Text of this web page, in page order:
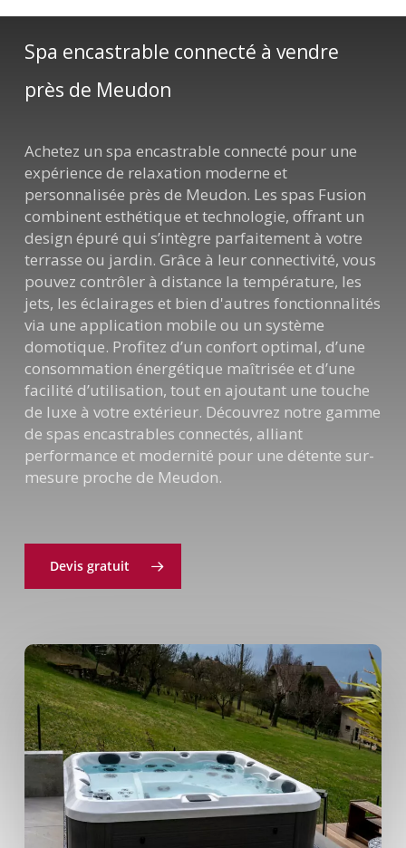
Spa encastrable connecté à vendre
près de Meudon
Achetez un spa encastrable connecté pour une
expérience de relaxation moderne et
personnalisée près de Meudon. Les spas Fusion
combinent esthétique et technologie, offrant un
design épuré qui s’intègre parfaitement à votre
terrasse ou jardin. Grâce à leur connectivité, vous
pouvez contrôler à distance la température, les
jets, les éclairages et bien d'autres fonctionnalités
via une application mobile ou un système
domotique. Profitez d’un confort optimal, d’une
consommation énergétique maîtrisée et d’une
facilité d’utilisation, tout en ajoutant une touche
de luxe à votre extérieur. Découvrez notre gamme
de spas encastrables connectés, alliant
performance et modernité pour une détente sur-
mesure proche de Meudon.
Devis gratuit